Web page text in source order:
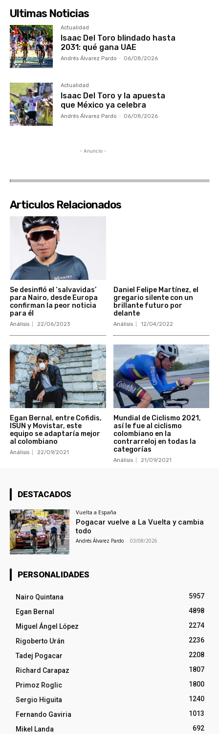
Ultimas Noticias
Actualidad
Isaac Del Toro blindado hasta
2031: qué gana UAE
Andrés Álvarez Pardo - 06/08/2026
Actualidad
Isaac Del Toro y la apuesta
que México ya celebra
Andrés Álvarez Pardo - 06/08/2026
- Anuncio -
Articulos Relacionados
Se desinfló el ‘salvavidas’
para Nairo, desde Europa
confirman la peor noticia
para él
Análisis 22/06/2023
Daniel Felipe Martínez, el
gregario silente con un
brillante futuro por
delante
Análisis 12/04/2022
Egan Bernal, entre Cofidis,
ISUN y Movistar, este
equipo se adaptaría mejor
al colombiano
Análisis 22/09/2021
Mundial de Ciclismo 2021,
así le fue al ciclismo
colombiano en la
contrarreloj en todas la
categorías
Análisis 21/09/2021
DESTACADOS
Vuelta a España
Pogacar vuelve a La Vuelta y cambia
todo
Andrés Álvarez Pardo - 03/08/2026
PERSONALIDADES
Nairo Quintana
5957
Egan Bernal
4898
Miguel Ángel López
2274
Rigoberto Urán
2236
Tadej Pogacar
2208
Richard Carapaz
1807
Primoz Roglic
1800
Sergio Higuita
1240
Fernando Gaviria
1013
Mikel Landa
692